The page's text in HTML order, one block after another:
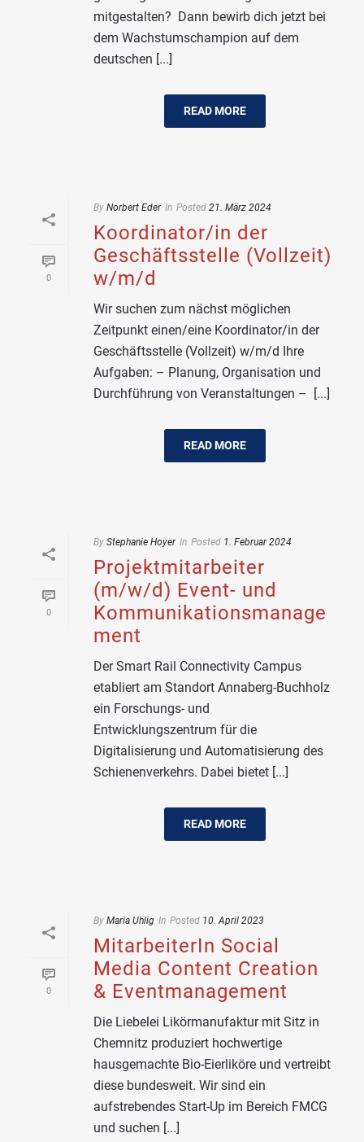
mitgestalten? Dann bewirb dich jetzt bei
dem Wachstumschampion auf dem
deutschen [...]
READ MORE
0
By Norbert Eder In Posted 21. März 2024
Koordinator/in der
Geschäftsstelle (Vollzeit)
w/m/d
Wir suchen zum nächst möglichen
Zeitpunkt einen/eine Koordinator/in der
Geschäftsstelle (Vollzeit) w/m/d Ihre
Aufgaben: – Planung, Organisation und
Durchführung von Veranstaltungen – [...]
READ MORE
0
By Stephanie Hoyer In Posted 1. Februar 2024
Projektmitarbeiter
(m/w/d) Event- und
Kommunikationsmanage
ment
Der Smart Rail Connectivity Campus
etabliert am Standort Annaberg-Buchholz
ein Forschungs- und
Entwicklungszentrum für die
Digitalisierung und Automatisierung des
Schienenverkehrs. Dabei bietet [...]
READ MORE
0
By Maria Uhlig In Posted 10. April 2023
MitarbeiterIn Social
Media Content Creation
& Eventmanagement
Die Liebelei Likörmanufaktur mit Sitz in
Chemnitz produziert hochwertige
hausgemachte Bio-Eierliköre und vertreibt
diese bundesweit. Wir sind ein
aufstrebendes Start-Up im Bereich FMCG
und suchen [...]